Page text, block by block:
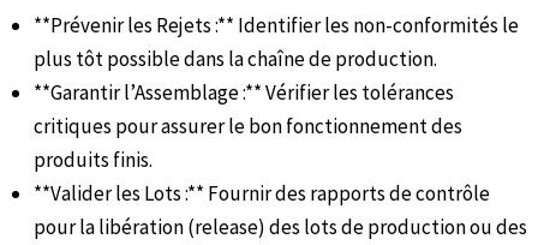
**Prévenir les Rejets :** Identifier les non-conformités le
plus tôt possible dans la chaîne de production.
**Garantir l’Assemblage :** Vérifier les tolérances
critiques pour assurer le bon fonctionnement des
produits finis.
**Valider les Lots :** Fournir des rapports de contrôle
pour la libération (release) des lots de production ou des